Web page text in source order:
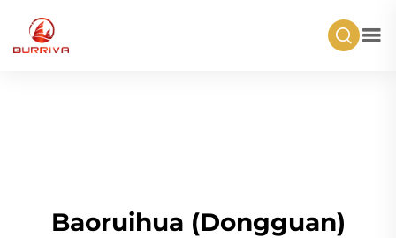
Baoruihua (Dongguan)